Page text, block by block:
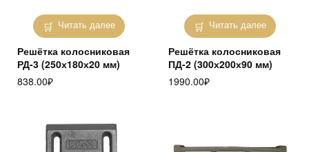
Читать далее
Решётка колосниковая
РД-3 (250х180х20 мм)
838.00₽
Читать далее
Решётка колосниковая
ПД-2 (300х200х90 мм)
1990.00₽